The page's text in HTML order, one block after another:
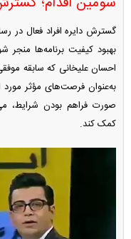
گسترش دایره افراد فعال در
بهبود کیفیت برنامه‌ها منجر
احسان علیخانی که سابقه
به‌عنوان فرصت‌های مؤثر مورد
صورت فراهم بودن شرایط،
کمک کند.